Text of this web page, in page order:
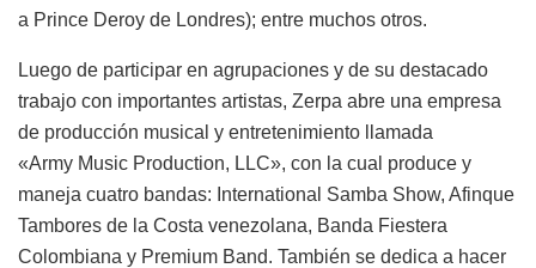
a Prince Deroy de Londres); entre muchos otros.
Luego de participar en agrupaciones y de su destacado
trabajo con importantes artistas, Zerpa abre una empresa
de producción musical y entretenimiento llamada
«Army Music Production, LLC», con la cual produce y
maneja cuatro bandas: International Samba Show, Afinque
Tambores de la Costa venezolana, Banda Fiestera
Colombiana y Premium Band. También se dedica a hacer